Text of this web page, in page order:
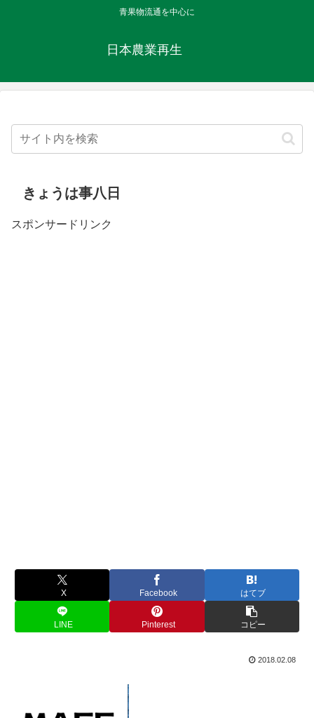
青果物流通を中心に
日本農業再生
きょうは事八日
スポンサードリンク
X Facebook はてブ
LINE Pinterest コピー
2018.02.08